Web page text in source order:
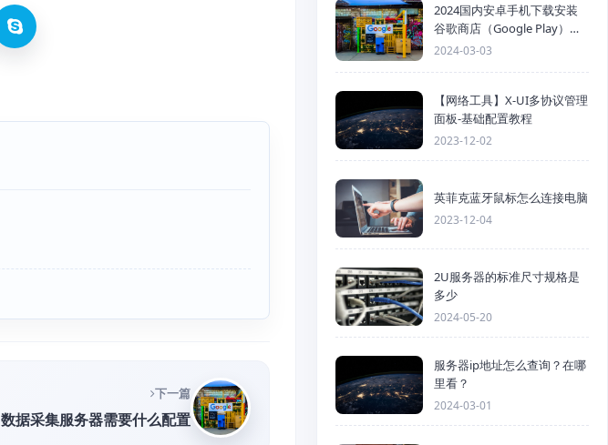
下一篇
数据采集服务器需要什么配置
2024国内安卓手机下载安装
谷歌商店（Google Play）详
细步骤
2024-03-03
【网络工具】X-UI多协议管理
面板-基础配置教程
2023-12-02
英菲克蓝牙鼠标怎么连接电脑
2023-12-04
2U服务器的标准尺寸规格是
多少
2024-05-20
服务器ip地址怎么查询？在哪
里看？
2024-03-01